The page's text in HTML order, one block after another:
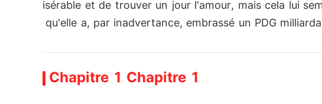
isérable et de trouver un jour l'amour, mais cela lui
qu'elle a, par inadvertance, embrassé un PDG
es et élégantes. Compte tenu de son statut et de sa
Chapitre 1 Chapitre 1